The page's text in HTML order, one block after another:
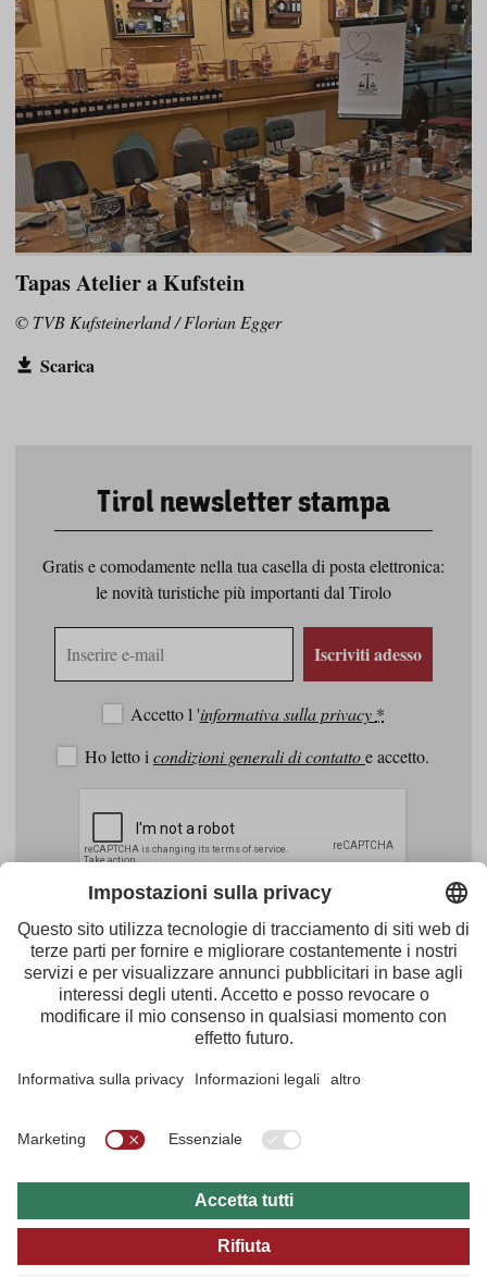
Tapas Atelier a Kufstein
© TVB Kufsteinerland / Florian Egger
Scarica
Tirol newsletter stampa
Gratis e comodamente nella tua casella di posta elettronica:
le novità turistiche più importanti dal Tirolo
Iscriviti adesso
Accetto l 'informativa sulla privacy *
Ho letto i condizioni generali di contattoe accetto.
Maria-Theresien-Straße 55 · 6020 Innsbruck
RSS Notizie
Note redazionali
Protezione dei dati
Condizioni Generali d'Utilizzo
FacebookYoutubeInstagramPinterestFeed